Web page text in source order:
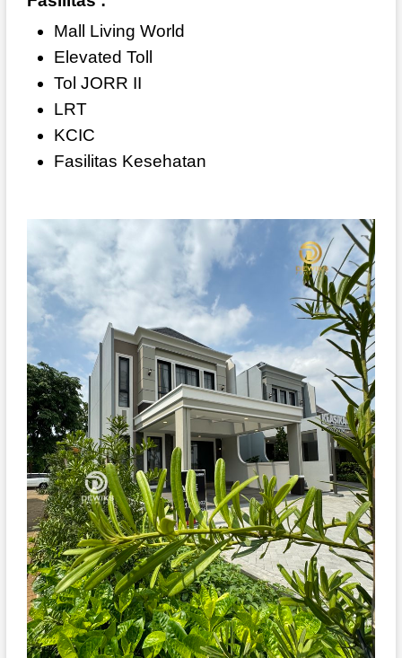
Mall Living World
Elevated Toll
Tol JORR II
LRT
KCIC
Fasilitas Kesehatan